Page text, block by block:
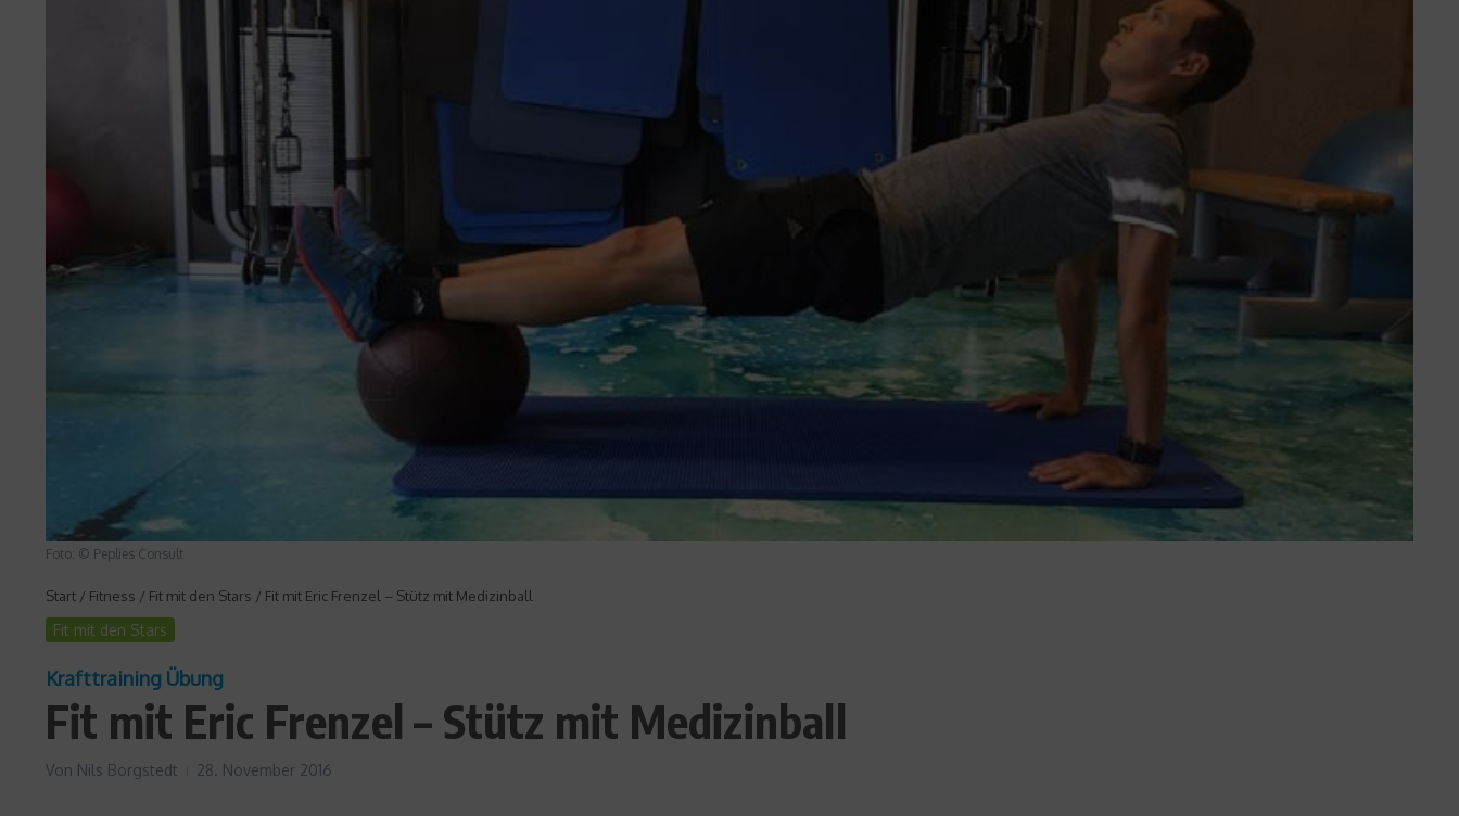
Foto: © Peplies Consult
Start / Fitness / Fit mit den Stars / Fit mit Eric Frenzel – Stütz mit Medizinball
Fit mit den Stars
Krafttraining Übung
Fit mit Eric Frenzel – Stütz mit Medizinball
Von Nils Borgstedt 28. November 2016